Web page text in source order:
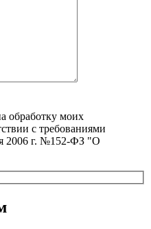
обработку моих
с требованиями
2006 г. №152-ФЗ "О